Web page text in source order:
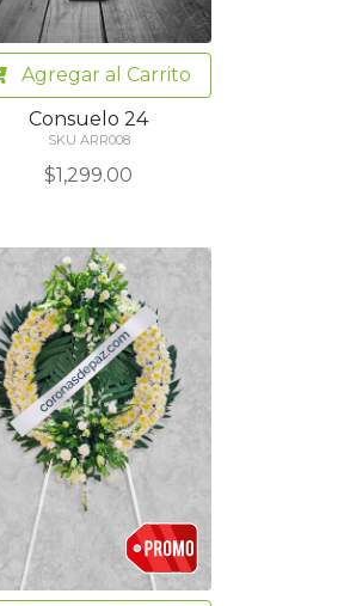
Agregaral Carrito
Consuelo 24
SKU ARR008
$1,299.00